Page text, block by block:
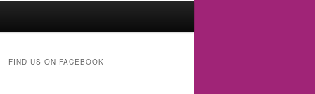
FIND US ON FACEBOOK